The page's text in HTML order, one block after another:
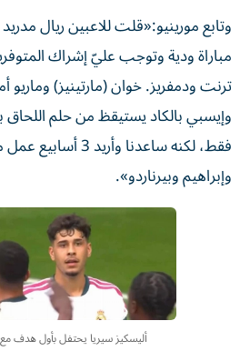
وتابع مورينيو:«قلت للاعبين ريال
مباراة ودية وتوجب عليّ إشراك
ترنت ودمفريز. خوان (مارتينيز) وماريو
وإيسبي بالكاد يستيقظ من حلم
فقط، لكنه ساعدنا
وإبراهيم وبيرناردو».
أليسكيز سيريا يحتفل بأول هدف مع